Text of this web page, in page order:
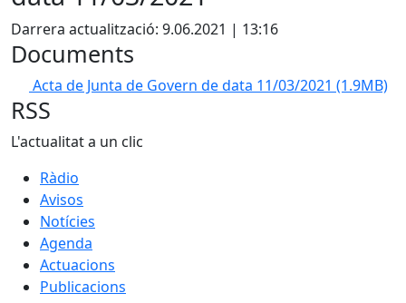
Darrera actualització: 9.06.2021 | 13:16
Documents
Acta de Junta de Govern de data 11/03/2021 (1.9MB)
RSS
L'actualitat a un clic
Ràdio
Avisos
Notícies
Agenda
Actuacions
Publicacions